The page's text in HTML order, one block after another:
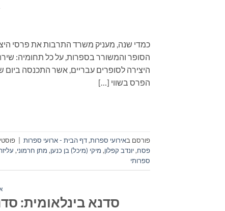
כמדי שנה, מעניק משרד התרבות את פרסי
הסופר והמשורר בספרות, על כל תחומיה:
הפרס בשווי […]
פורסם באירועי ספרות,דף הבית - ארועי ספרות
פסח,יונדב קפלון, מיקי (מיכל) בן כנען, מתן חרמוני,
ספרותי
סדנא בינלאומית: